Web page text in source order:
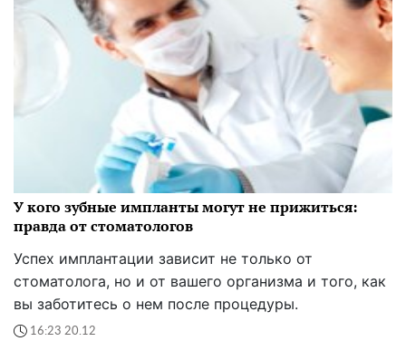
У кого зубные импланты могут не прижиться:
правда от стоматологов
Успех имплантации зависит не только от
стоматолога, но и от вашего организма и того, как
вы заботитесь о нем после процедуры.
16:23 20.12